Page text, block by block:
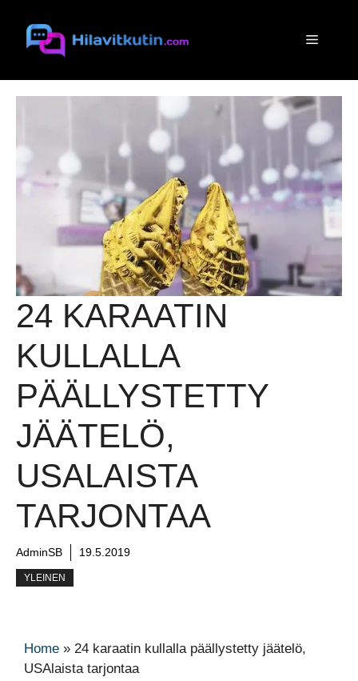
sisältöön
Valikko
24 KARAATIN
KULLALLA
PÄÄLLYSTETTY
JÄÄTELÖ,
USALAISTA
TARJONTAA
AdminSB 19.5.2019
YLEINEN
Home » 24 karaatin kullalla päällystetty jäätelö,
USAlaista tarjontaa